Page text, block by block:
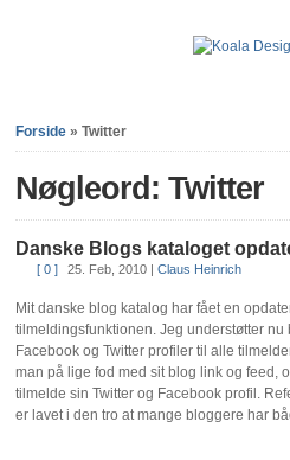
Forside »Twitter
Nøgleord: Twitter
Danske Blogs kataloget
[ 0 ] 25. Feb, 2010 |Claus Heinrich
Mit danske blog katalog har fået en
tilmeldingsfunktionen. Jeg understøtter nu
Facebook og Twitter profiler til alle
man på lige fod med sit blog link og feed,
tilmelde sin Twitter og Facebook profil.
er lavet i den tro at mange bloggere har